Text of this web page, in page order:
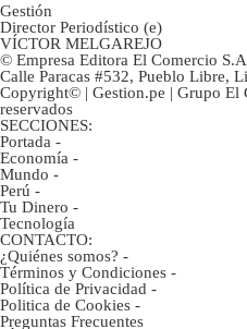
Gestión
Director Periodístico (e)
VÍCTOR MELGAREJO
© Empresa Editora El Comercio
Calle Paracas #532, Pueblo Libre,
Copyright© | Gestion.pe | Grupo El
reservados
SECCIONES:
Portada -
Economía -
Mundo -
Perú -
Tu Dinero -
Tecnología
CONTACTO:
¿Quiénes somos? -
Términos y Condiciones -
Política de Privacidad -
Politica de Cookies -
Preguntas Frecuentes